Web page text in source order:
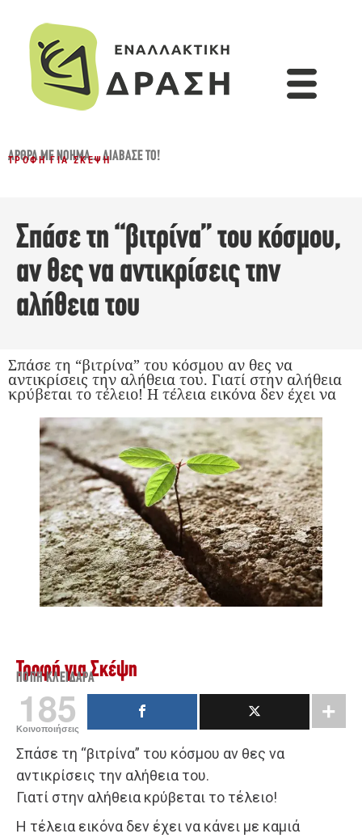
ΆΡΘΡΑ ΜΕ ΝΌΗΜΑ...,ΔΙΆΒΑΣΈ ΤΟ!
ΤΡΟΦΉ ΓΙΑ ΣΚΈΨΗ
Σπάσε τη “βιτρίνα” του κόσμου,
αν θες να αντικρίσεις την
αλήθεια του
Σπάσε τη “βιτρίνα” του κόσμου αν θες να
αντικρίσεις την αλήθεια του. Γιατί στην αλήθεια
κρύβεται το τέλειο! Η τέλεια εικόνα δεν έχει να
Τροφή για Σκέψη
ΠΌΠΗ ΚΛΕΙΔΑΡΆ
185
Κοινοποιήσεις
Σπάσε τη “βιτρίνα” του κόσμου αν θες να
αντικρίσεις την αλήθεια του.
Γιατί στην αλήθεια κρύβεται το τέλειο!
Η τέλεια εικόνα δεν έχει να κάνει με καμιά